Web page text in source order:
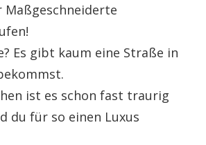
Es gibt kaum eine Straße in
ist es schon fast traurig
du für so einen Luxus